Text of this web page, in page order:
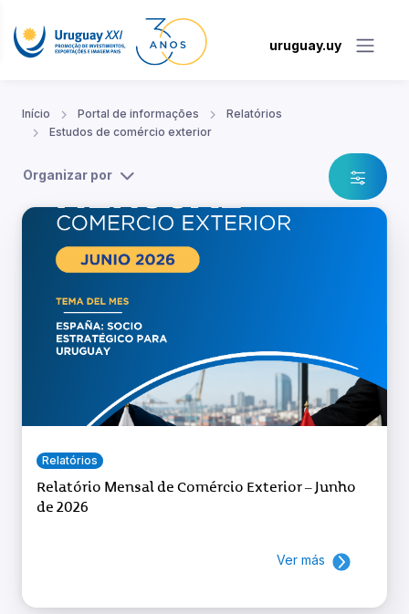
uruguay.uy
Início Portal de informações
Relatórios
Estudos de comércio exterior
Organizar por
Relatórios
Relatório Mensal de Comércio Exterior – Junho
de 2026
Ver más